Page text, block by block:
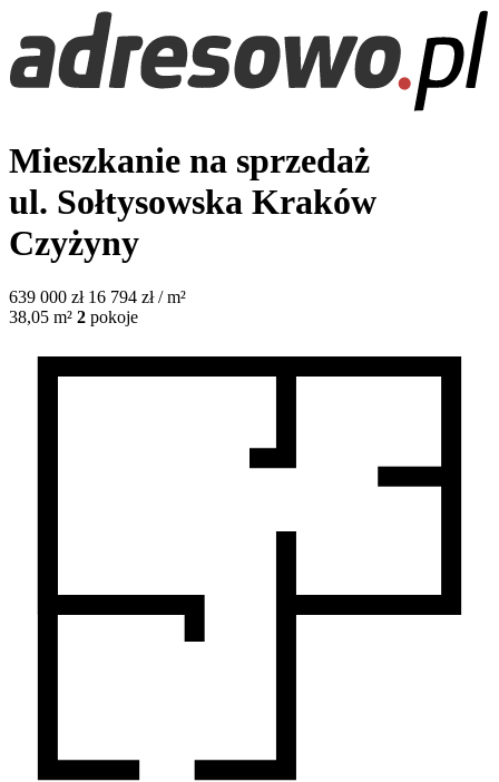
Mieszkanie na sprzedaż
ul. Sołtysowska Kraków
Czyżyny
639 000 zł 16 794 zł / m²
38,05 m² 2 pokoje